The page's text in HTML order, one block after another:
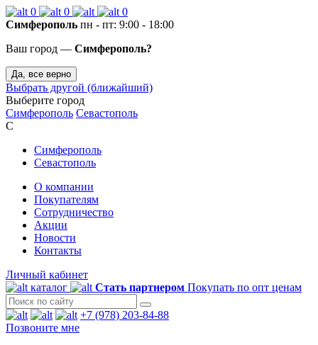
0 0
0
Симферополь пн - пт: 9:00 - 18:00
Ваш город — Симферополь?
Да, все верно
Выбрать другой (ближайший)
Выберите город
Симферополь Севастополь
С
Симферополь
Севастополь
О компании
Покупателям
Сотрудничество
Акции
Новости
Контакты
Личный кабинет
каталог
Стать партнером Покупать по опт ценам
+7 (978) 203-84-88
Позвоните мне